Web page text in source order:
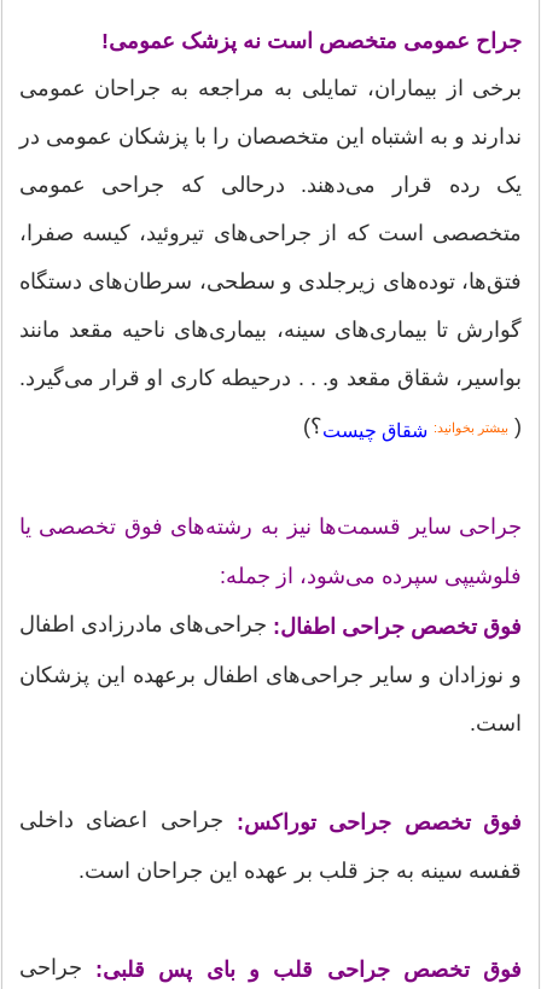
جراح عمومی متخصص است نه پزشک عمومی!
برخی از بیماران، تمایلی به مراجعه به جراحان عمومی
ندارند و به اشتباه این متخصصان را با پزشکان عمومی در
یک رده قرار می‌دهند. درحالی که جراحی عمومی
متخصصی است که از جراحی‌های تیروئید، کیسه صفرا،
فتق‌ها، توده‌های زیرجلدی و سطحی، سرطان‌های دستگاه
گوارش تا بیماری‌های سینه، بیماری‌های ناحیه مقعد مانند
بواسیر، شقاق مقعد و. . . درحیطه کاری او قرار می‌گیرد.
( بیشتر بخوانید: شقاق چیست؟)
جراحی سایر قسمت‌ها نیز به رشته‌های فوق تخصصی یا
فلوشیپی سپرده می‌شود، از جمله:
فوق تخصص جراحی اطفال: جراحی‌های مادرزادی اطفال
و نوزادان و سایر جراحی‌های اطفال برعهده این پزشکان
است.
فوق تخصص جراحی توراکس: جراحی اعضای داخلی
قفسه سینه به جز قلب بر عهده این جراحان است.
فوق تخصص جراحی قلب و بای پس قلبی: جراحی